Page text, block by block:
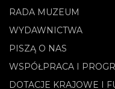
RADA MUZEUM
WYDAWNICTWA
PISZĄ O NAS
WSPÓŁPRACA I
DOTACJE KRAJOWE I